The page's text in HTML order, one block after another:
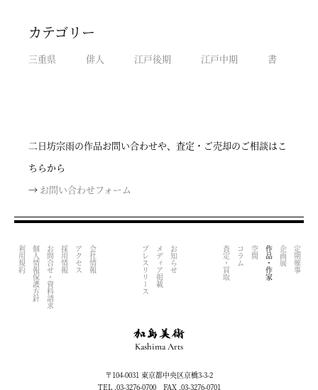
カテゴリー
三重県 俳人 江戸後期 江戸中期 書
二日坊宗雨の作品お問い合わせや、査定・ご売却のご相談はこ
ちらから
→ お問い合わせフォーム
定期催事
企画展
作品・作家
空間
コラム
査定・買取
お知らせ
メディア掲載
プレスリリース
会社情報
アクセス
採用情報
お問合せ・資料請求
個人情報保護方針
利用規約
Kashima Arts
〒104-0031 東京都中央区京橋3-3-2
TEL .03-3276-0700 FAX .03-3276-0701